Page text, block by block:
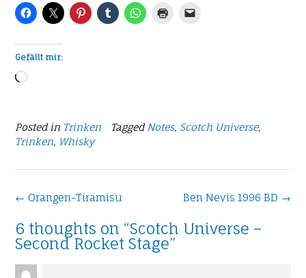
Gefällt mir:
Wird
Posted in Trinken TaggedNotes, Scotch Universe,
Trinken, Whisky
Post
Ben Nevis 1996 BD →
← Orangen-Tiramisu
6 thoughts on “Scotch Universe –
Second Rocket Stage”